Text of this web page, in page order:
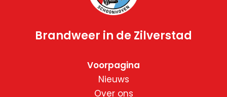
Brandweer in de Zilverstad
Voorpagina
Nieuws
Over ons